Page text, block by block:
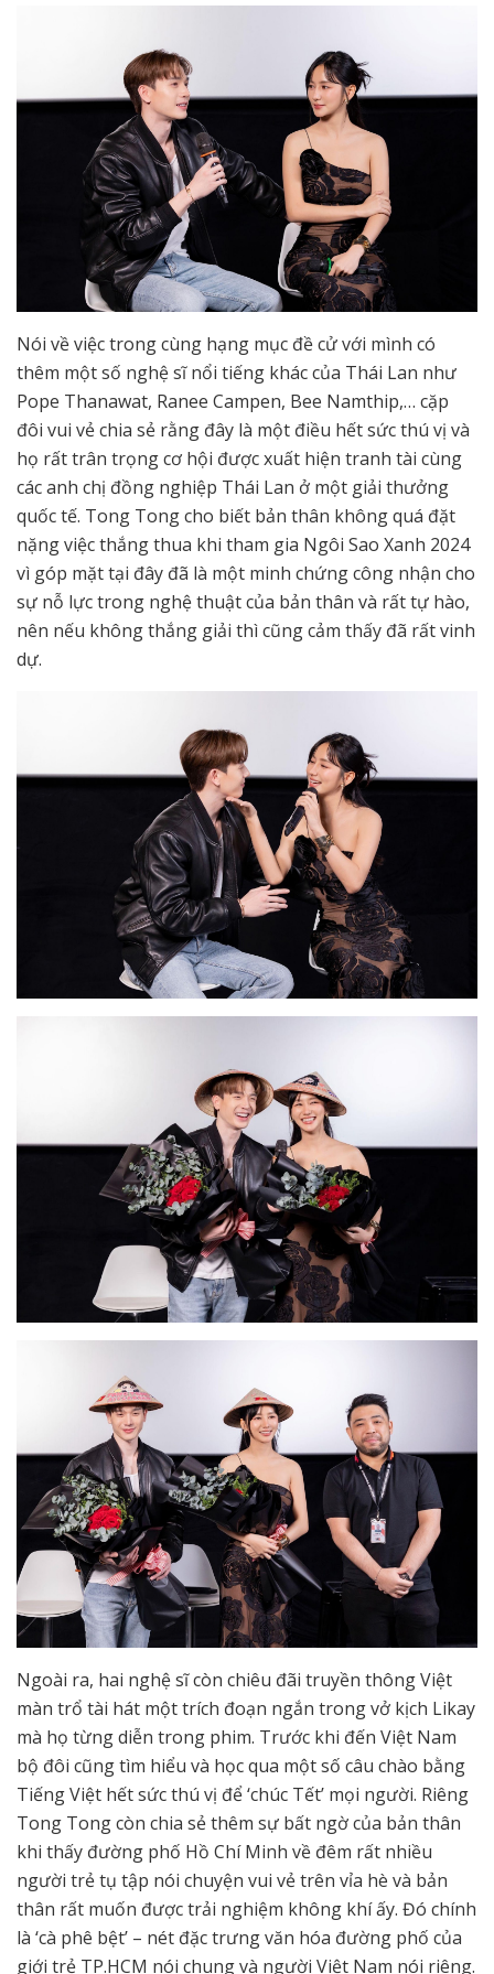
Nói về việc trong cùng hạng mục đề cử với mình có
thêm một số nghệ sĩ nổi tiếng khác của Thái Lan như
Pope Thanawat, Ranee Campen, Bee Namthip,… cặp
đôi vui vẻ chia sẻ rằng đây là một điều hết sức thú vị và
họ rất trân trọng cơ hội được xuất hiện tranh tài cùng
các anh chị đồng nghiệp Thái Lan ở một giải thưởng
quốc tế. Tong Tong cho biết bản thân không quá đặt
nặng việc thắng thua khi tham gia Ngôi Sao Xanh 2024
vì góp mặt tại đây đã là một minh chứng công nhận cho
sự nỗ lực trong nghệ thuật của bản thân và rất tự hào,
nên nếu không thắng giải thì cũng cảm thấy đã rất vinh
dự.
Ngoài ra, hai nghệ sĩ còn chiêu đãi truyền thông Việt
màn trổ tài hát một trích đoạn ngắn trong vở kịch Likay
mà họ từng diễn trong phim. Trước khi đến Việt Nam
bộ đôi cũng tìm hiểu và học qua một số câu chào bằng
Tiếng Việt hết sức thú vị để ‘chúc Tết’ mọi người. Riêng
Tong Tong còn chia sẻ thêm sự bất ngờ của bản thân
khi thấy đường phố Hồ Chí Minh về đêm rất nhiều
người trẻ tụ tập nói chuyện vui vẻ trên vỉa hè và bản
thân rất muốn được trải nghiệm không khí ấy. Đó chính
là ‘cà phê bệt’ – nét đặc trưng văn hóa đường phố của
giới trẻ TP.HCM nói chung và người Việt Nam nói riêng.